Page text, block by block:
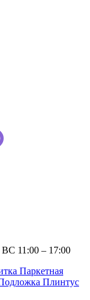
ВС 11:00 – 17:00
Паркетная
Плинтус